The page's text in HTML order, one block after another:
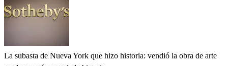
La subasta de Nueva York que hizo historia: vendió la obra de arte